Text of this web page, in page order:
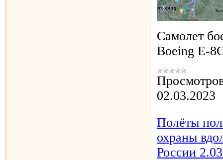
Самолет
Boeing E-
02.03.2023
Полёты
охраны
России